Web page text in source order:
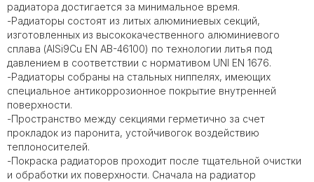
радиатора достигается за минимальное время.
-Радиаторы состоят из литых алюминиевых секций,
изготовленных из высококачественного алюминиевого
сплава (AlSi9Cu EN AB-46100) по технологии литья под
давлением в соответствии с нормативом UNI EN 1676.
-Радиаторы собраны на стальных ниппелях, имеющих
специальное антикоррозионное покрытие внутренней
поверхности.
-Пространство между секциями герметично за счет
прокладок из паронита, устойчивогок воздействию
теплоносителей.
-Покраска радиаторов проходит после тщательной очистки
и обработки их поверхности. Сначала на радиатор